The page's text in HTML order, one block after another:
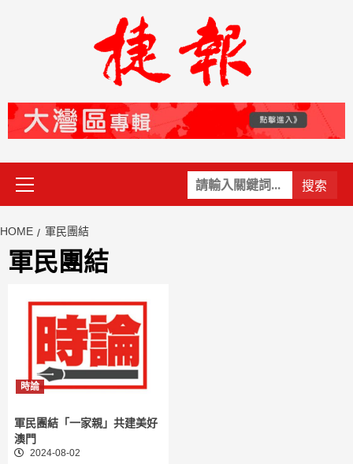
關
鍵
Primary
Menu
HOME 軍民團結
軍民團結
時論
軍民團結「一家親」共建美好
澳門
2024-08-02